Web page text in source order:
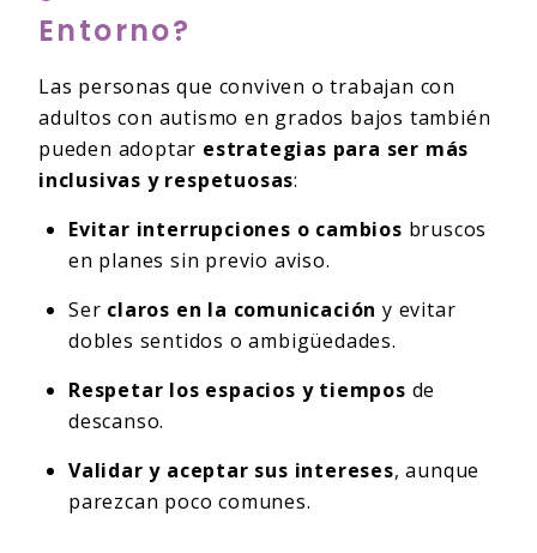
Entorno?
Las personas que conviven o trabajan con
adultos con autismo en grados bajos también
pueden adoptar estrategias para ser más
inclusivas y respetuosas:
Evitar interrupciones o cambios bruscos
en planes sin previo aviso.
Ser claros en la comunicación y evitar
dobles sentidos o ambigüedades.
Respetar los espacios y tiempos de
descanso.
Validar y aceptar sus intereses, aunque
parezcan poco comunes.